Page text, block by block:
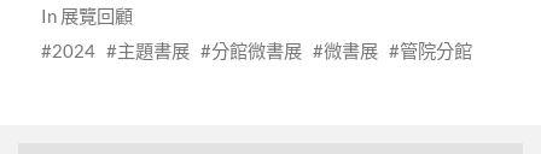
In 展覽回顧
2024
主題書展 分館微書展 微書展 管院分館